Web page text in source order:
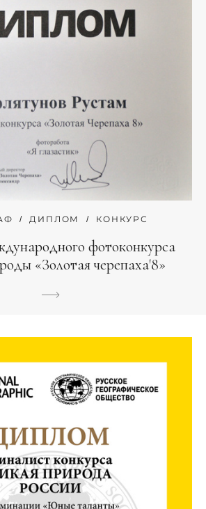
ДИПЛОМ КОНКУРС
фотоконкурса
«Золотая черепаха'8»